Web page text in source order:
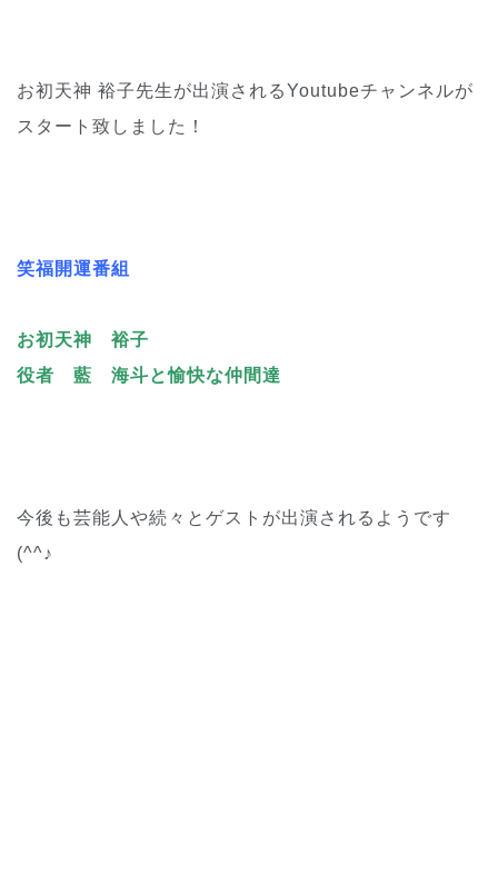
お初天神 裕子先生が出演されるYoutubeチャンネルが
スタート致しました！
笑福開運番組
お初天神 裕子
役者 藍 海斗と愉快な仲間達
今後も芸能人や続々とゲストが出演されるようです
(^^♪